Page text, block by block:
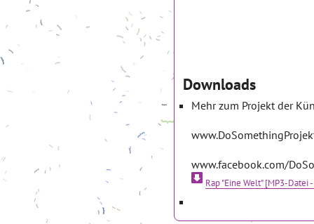
Downloads
Mehr zum Projekt der
www.facebook.com/
Rap "Eine Welt" [MP3-Datei